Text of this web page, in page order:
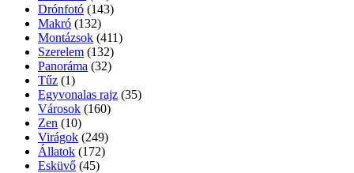
Drónfotó (143)
Makró (132)
Montázsok (411)
Szerelem (132)
Panoráma (32)
Tűz (1)
Egyvonalas rajz (35)
Városok (160)
Zen (10)
Virágok (249)
Állatok (172)
Esküvő (45)